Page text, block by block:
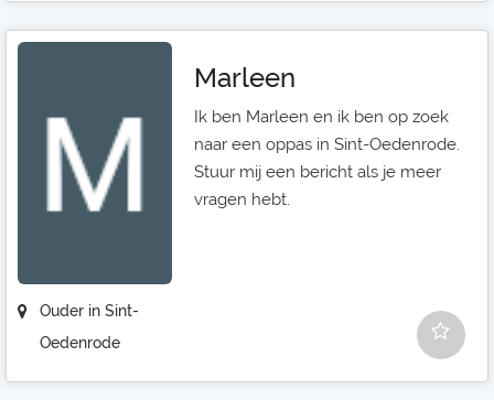
Ouder in Sint-
Oedenrode
Marleen
Ik ben Marleen en ik ben op zoek
naar een oppas in Sint-Oedenrode.
Stuur mij een bericht als je meer
vragen hebt.